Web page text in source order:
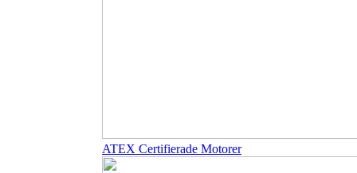
ATEX Certifierade Motorer